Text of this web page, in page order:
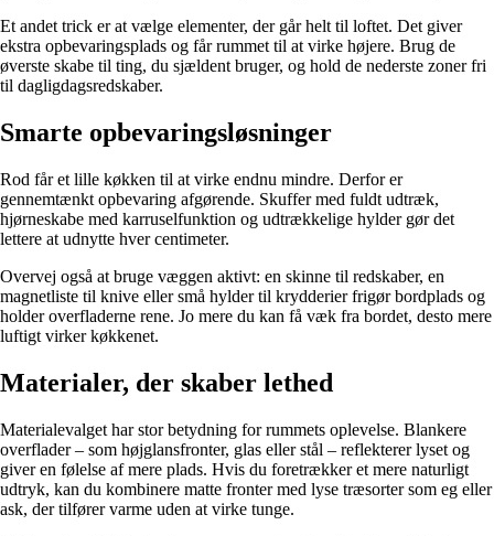
Et andet trick er at vælge elementer, der går helt til loftet. Det giver
ekstra opbevaringsplads og får rummet til at virke højere. Brug de
øverste skabe til ting, du sjældent bruger, og hold de nederste zoner fri
til dagligdagsredskaber.
Smarte opbevaringsløsninger
Rod får et lille køkken til at virke endnu mindre. Derfor er
gennemtænkt opbevaring afgørende. Skuffer med fuldt udtræk,
hjørneskabe med karruselfunktion og udtrækkelige hylder gør det
lettere at udnytte hver centimeter.
Overvej også at bruge væggen aktivt: en skinne til redskaber, en
magnetliste til knive eller små hylder til krydderier frigør bordplads og
holder overfladerne rene. Jo mere du kan få væk fra bordet, desto mere
luftigt virker køkkenet.
Materialer, der skaber lethed
Materialevalget har stor betydning for rummets oplevelse. Blankere
overflader – som højglansfronter, glas eller stål – reflekterer lyset og
giver en følelse af mere plads. Hvis du foretrækker et mere naturligt
udtryk, kan du kombinere matte fronter med lyse træsorter som eg eller
ask, der tilfører varme uden at virke tunge.